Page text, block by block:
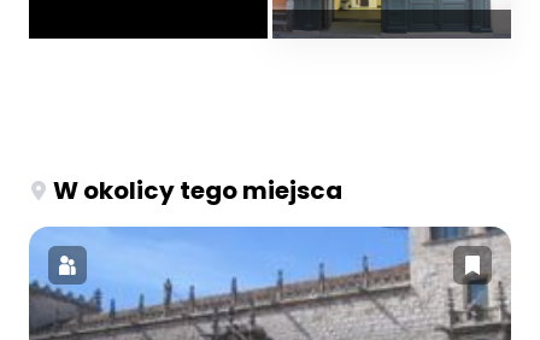
W okolicy tego miejsca